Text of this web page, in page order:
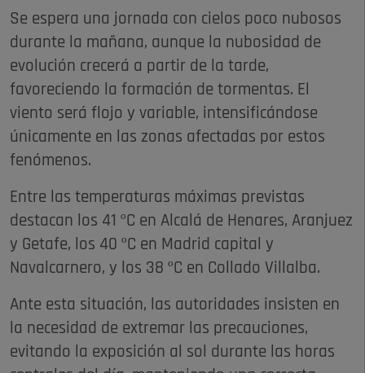
Se espera una jornada con cielos poco nubosos
durante la mañana, aunque la nubosidad de
evolución crecerá a partir de la tarde,
favoreciendo la formación de tormentas. El
viento será flojo y variable, intensificándose
únicamente en las zonas afectadas por estos
fenómenos.
Entre las temperaturas máximas previstas
destacan los 41 ºC en Alcalá de Henares, Aranjuez
y Getafe, los 40 ºC en Madrid capital y
Navalcarnero, y los 38 ºC en Collado Villalba.
Ante esta situación, las autoridades insisten en
la necesidad de extremar las precauciones,
evitando la exposición al sol durante las horas